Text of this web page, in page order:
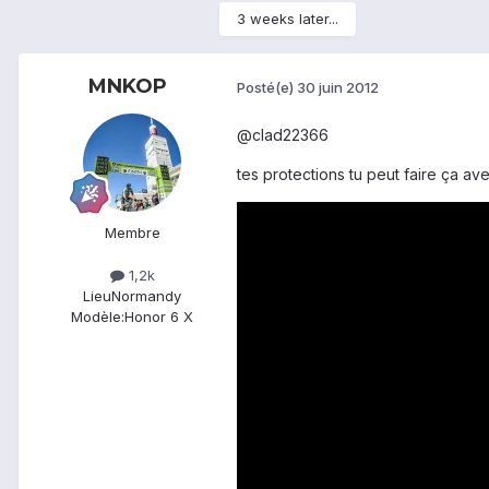
3 weeks later...
MNKOP
Membre
1,2k
LieuNormandy
Modèle:Honor 6 X
Posté(e) 30 juin 2012
@clad22366
tes protections tu peut faire ça